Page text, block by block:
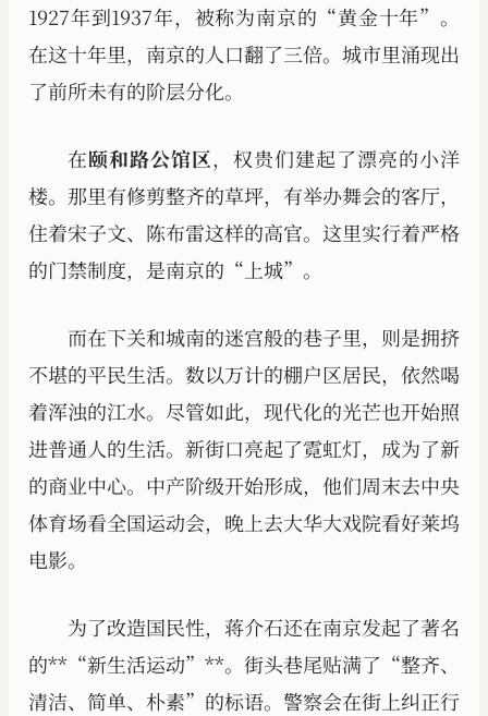
1927年到1937年，被称为南京的“黄金十年”。
在这十年里，南京的人口翻了三倍。城市里涌现出
了前所未有的阶层分化。
在颐和路公馆区，权贵们建起了漂亮的小洋
楼。那里有修剪整齐的草坪，有举办舞会的客厅，
住着宋子文、陈布雷这样的高官。这里实行着严格
的门禁制度，是南京的“上城”。
而在下关和城南的迷宫般的巷子里，则是拥挤
不堪的平民生活。数以万计的棚户区居民，依然喝
着浑浊的江水。尽管如此，现代化的光芒也开始照
进普通人的生活。新街口亮起了霓虹灯，成为了新
的商业中心。中产阶级开始形成，他们周末去中央
体育场看全国运动会，晚上去大华大戏院看好莱坞
电影。
为了改造国民性，蒋介石还在南京发起了著名
的**“新生活运动”**。街头巷尾贴满了“整齐、
清洁、简单、朴素”的标语。警察会在街上纠正行